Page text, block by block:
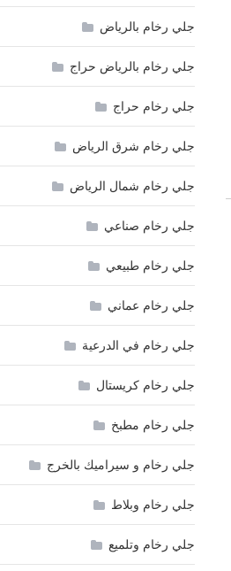
جلي رخام بالرياض
جلي رخام بالرياض حراج
جلي رخام حراج
جلي رخام شرق الرياض
جلي رخام شمال الرياض
جلي رخام صناعي
جلي رخام طبيعي
جلي رخام عماني
جلي رخام في الدرعية
جلي رخام كريستال
جلي رخام مطبخ
جلي رخام و سيراميك بالخرج
جلي رخام وبلاط
جلي رخام وتلميع